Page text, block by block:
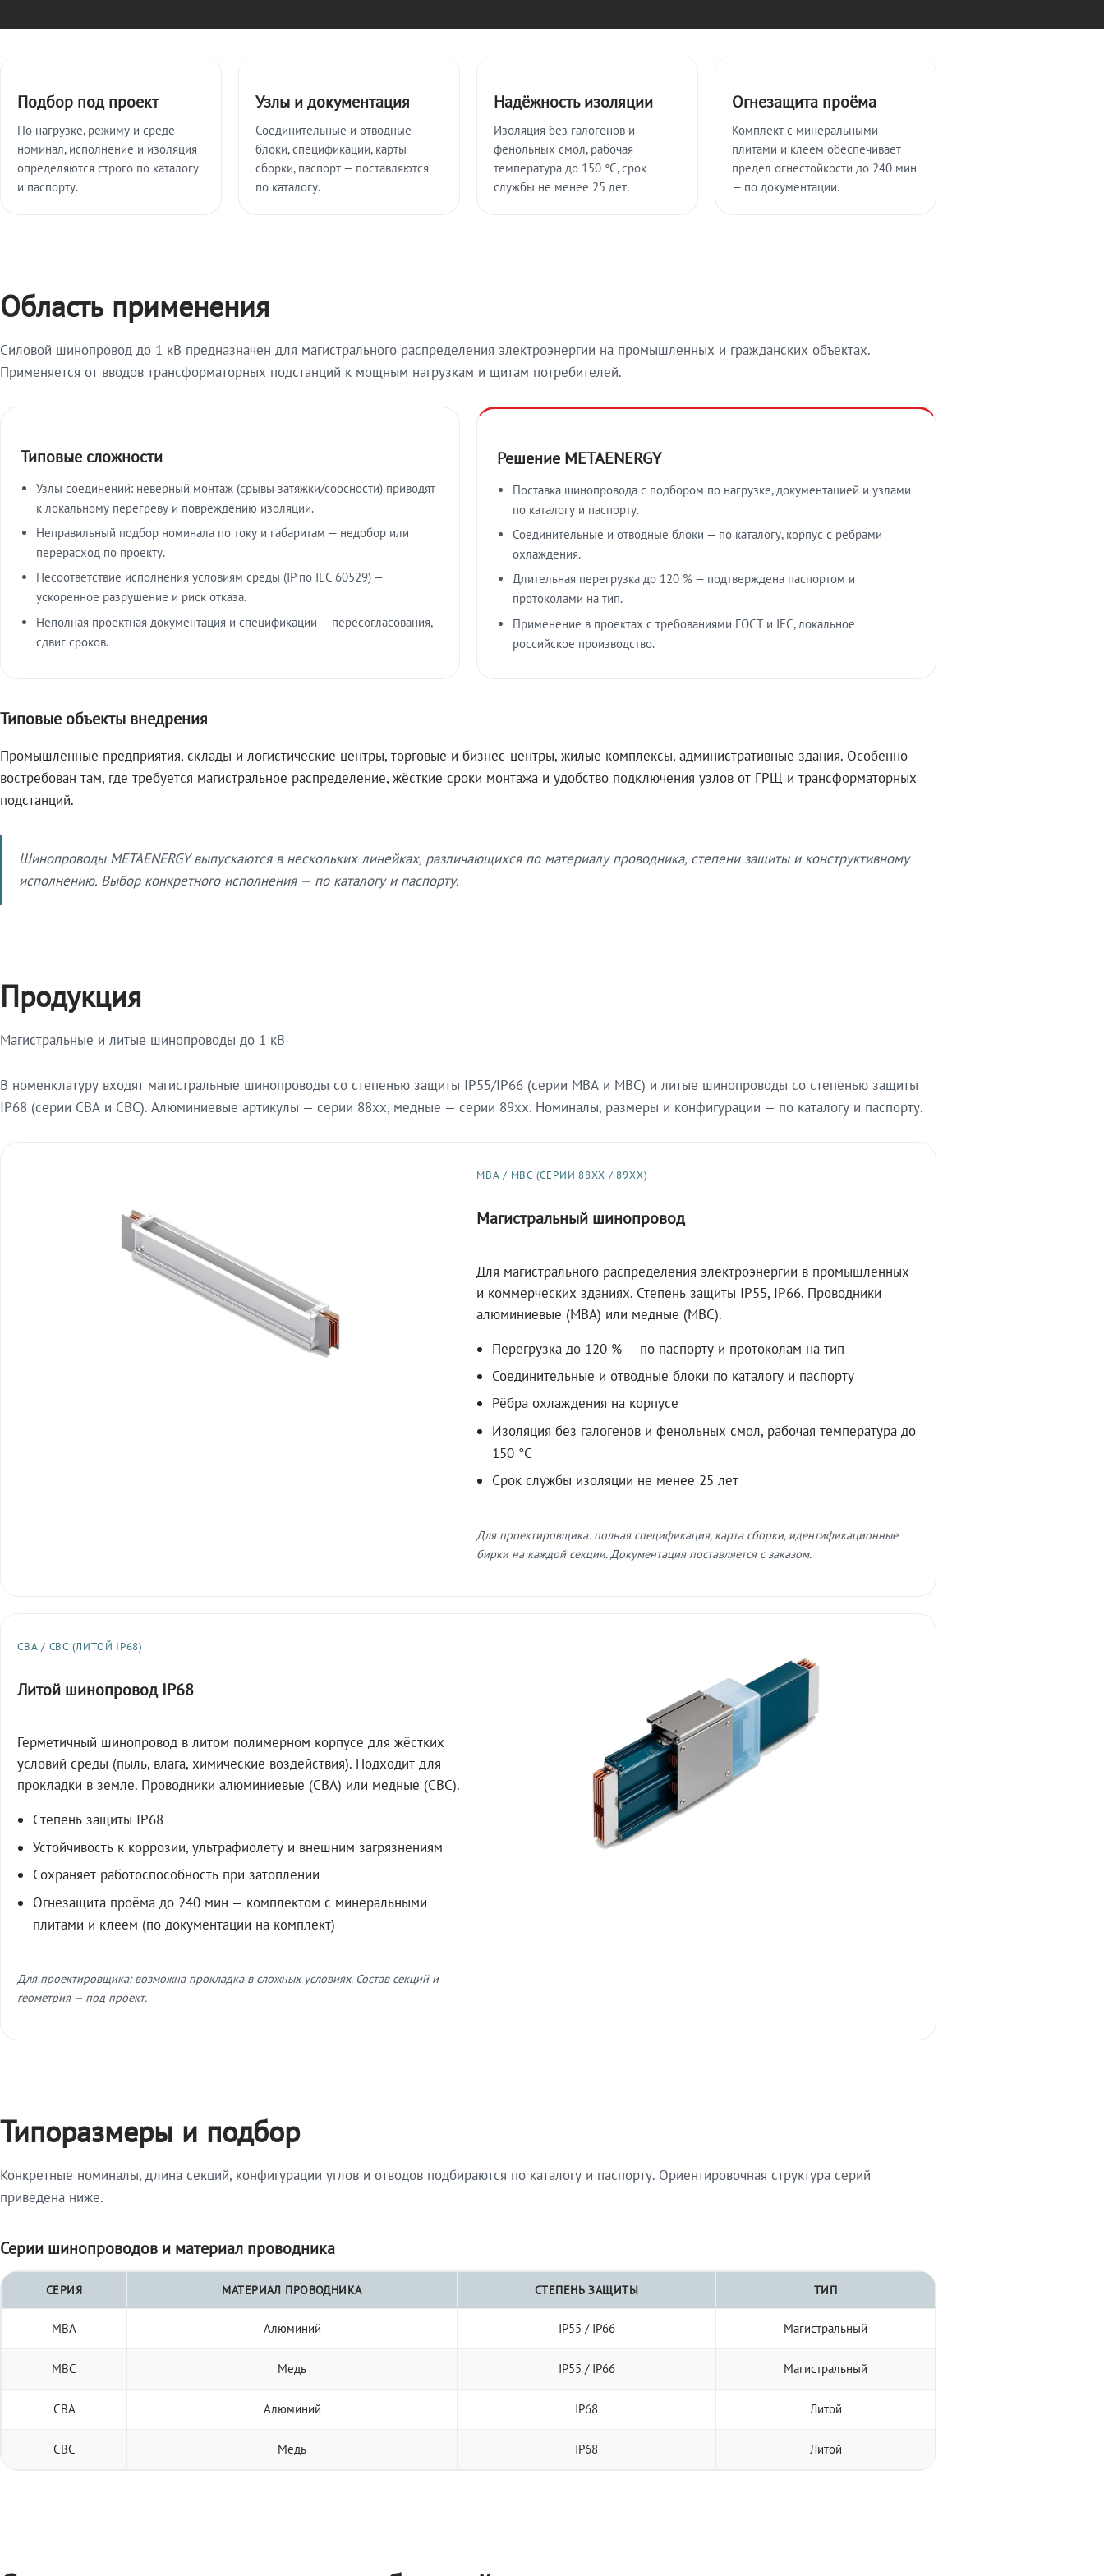
Подбор под проект
По нагрузке, режиму и среде —
номинал, исполнение и изоляция
определяются строго по каталогу
и паспорту.
Узлы и документация
Соединительные и отводные
блоки, спецификации, карты
сборки, паспорт — поставляются
по каталогу.
Надёжность изоляции
Изоляция без галогенов и
фенольных смол, рабочая
температура до 150 °C, срок
службы не менее 25 лет.
Огнезащита проёма
Комплект с минеральными
плитами и клеем обеспечивает
предел огнестойкости до 240 мин
— по документации.
Область применения
Силовой шинопровод до 1 кВ предназначен для магистрального распределения электроэнергии на промышленных и гражданских объектах.
Применяется от вводов трансформаторных подстанций к мощным нагрузкам и щитам потребителей.
Типовые сложности
Узлы соединений: неверный монтаж (срывы затяжки/соосности) приводят
к локальному перегреву и повреждению изоляции.
Неправильный подбор номинала по току и габаритам — недобор или
перерасход по проекту.
Несоответствие исполнения условиям среды (IP по IEC 60529) —
ускоренное разрушение и риск отказа.
Неполная проектная документация и спецификации — пересогласования,
сдвиг сроков.
Решение METAENERGY
Поставка шинопровода с подбором по нагрузке, документацией и узлами
по каталогу и паспорту.
Соединительные и отводные блоки — по каталогу, корпус с рёбрами
охлаждения.
Длительная перегрузка до 120 % — подтверждена паспортом и
протоколами на тип.
Применение в проектах с требованиями ГОСТ и IEC, локальное
российское производство.
Типовые объекты внедрения
Промышленные предприятия, склады и логистические центры, торговые и бизнес-центры, жилые комплексы, административные здания. Особенно
востребован там, где требуется магистральное распределение, жёсткие сроки монтажа и удобство подключения узлов от ГРЩ и трансформаторных
подстанций.
Шинопроводы METAENERGY выпускаются в нескольких линейках, различающихся по материалу проводника, степени защиты и конструктивному
исполнению. Выбор конкретного исполнения — по каталогу и паспорту.
Продукция
Магистральные и литые шинопроводы до 1 кВ
В номенклатуру входят магистральные шинопроводы со степенью защиты IP55/IP66 (серии МВА и МВС) и литые шинопроводы со степенью защиты
IP68 (серии СВА и СВС). Алюминиевые артикулы — серии 88xx, медные — серии 89xx. Номиналы, размеры и конфигурации — по каталогу и паспорту.
МВА / МВС (СЕРИИ 88XX / 89XX)
Магистральный шинопровод
Для магистрального распределения электроэнергии в промышленных
и коммерческих зданиях. Степень защиты IP55, IP66. Проводники
алюминиевые (МВА) или медные (МВС).
Перегрузка до 120 % — по паспорту и протоколам на тип
Соединительные и отводные блоки по каталогу и паспорту
Рёбра охлаждения на корпусе
Изоляция без галогенов и фенольных смол, рабочая температура до
150 °C
Срок службы изоляции не менее 25 лет
Для проектировщика: полная спецификация, карта сборки, идентификационные
бирки на каждой секции. Документация поставляется с заказом.
СВА / СВС (ЛИТОЙ IP68)
Литой шинопровод IP68
Герметичный шинопровод в литом полимерном корпусе для жёстких
условий среды (пыль, влага, химические воздействия). Подходит для
прокладки в земле. Проводники алюминиевые (СВА) или медные (СВС).
Степень защиты IP68
Устойчивость к коррозии, ультрафиолету и внешним загрязнениям
Сохраняет работоспособность при затоплении
Огнезащита проёма до 240 мин — комплектом с минеральными
плитами и клеем (по документации на комплект)
Для проектировщика: возможна прокладка в сложных условиях. Состав секций и
геометрия — под проект.
Типоразмеры и подбор
Конкретные номиналы, длина секций, конфигурации углов и отводов подбираются по каталогу и паспорту. Ориентировочная структура серий
приведена ниже.
Серии шинопроводов и материал проводника
СЕРИЯ МАТЕРИАЛ ПРОВОДНИКА СТЕПЕНЬ ЗАЩИТЫ ТИП
МВА Алюминий IP55 / IP66 Магистральный
МВС Медь IP55 / IP66 Магистральный
СВА Алюминий IP68 Литой
СВС Медь IP68 Литой